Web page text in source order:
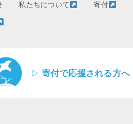
私たちについて 寄付
▷ 寄付で応援される方へ